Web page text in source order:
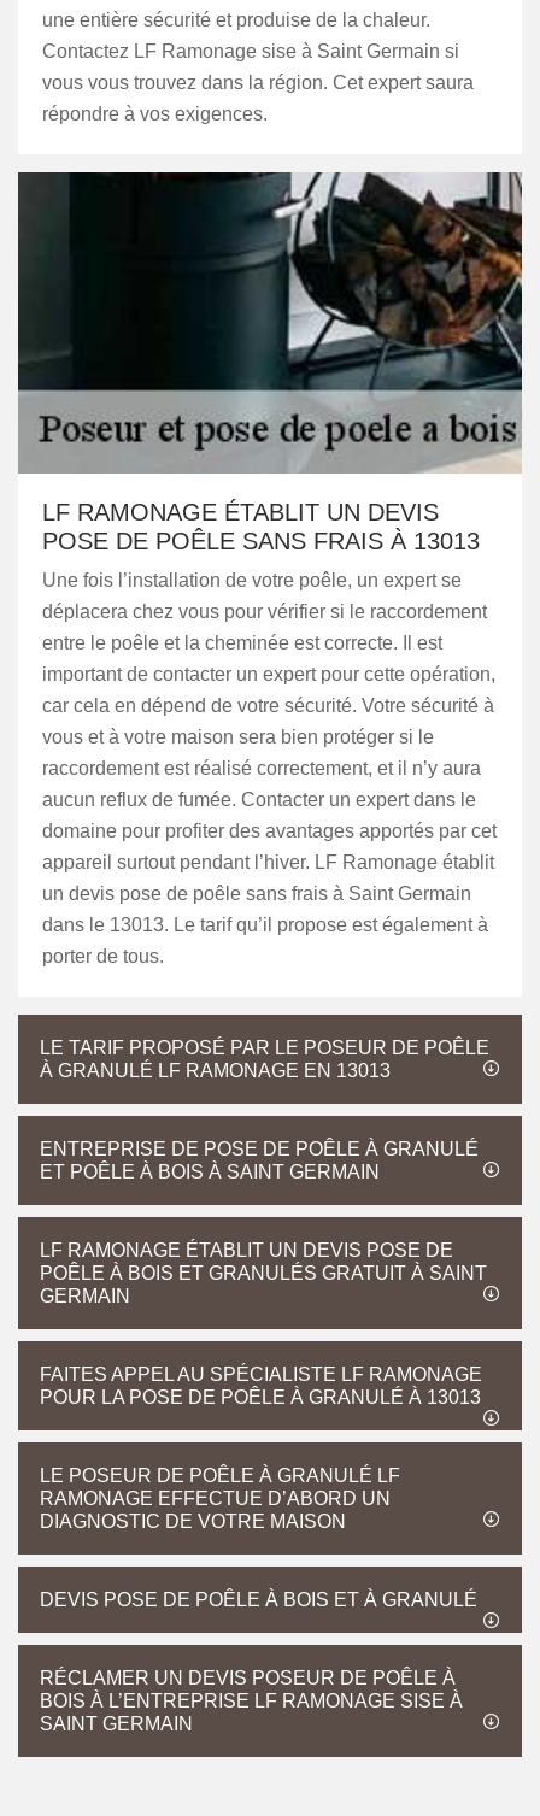
une entière sécurité et produise de la chaleur.
Contactez LF Ramonage sise à Saint Germain si
vous vous trouvez dans la région. Cet expert saura
répondre à vos exigences.
LF RAMONAGE ÉTABLIT UN DEVIS
POSE DE POÊLE SANS FRAIS À 13013
Une fois l’installation de votre poêle, un expert se
déplacera chez vous pour vérifier si le raccordement
entre le poêle et la cheminée est correcte. Il est
important de contacter un expert pour cette opération,
car cela en dépend de votre sécurité. Votre sécurité à
vous et à votre maison sera bien protéger si le
raccordement est réalisé correctement, et il n’y aura
aucun reflux de fumée. Contacter un expert dans le
domaine pour profiter des avantages apportés par cet
appareil surtout pendant l’hiver. LF Ramonage établit
un devis pose de poêle sans frais à Saint Germain
dans le 13013. Le tarif qu’il propose est également à
porter de tous.
LE TARIF PROPOSÉ PAR LE POSEUR DE POÊLE
À GRANULÉ LF RAMONAGE EN 13013
ENTREPRISE DE POSE DE POÊLE À GRANULÉ
ET POÊLE À BOIS À SAINT GERMAIN
LF RAMONAGE ÉTABLIT UN DEVIS POSE DE
POÊLE À BOIS ET GRANULÉS GRATUIT À SAINT
GERMAIN
FAITES APPEL AU SPÉCIALISTE LF RAMONAGE
POUR LA POSE DE POÊLE À GRANULÉ À 13013
LE POSEUR DE POÊLE À GRANULÉ LF
RAMONAGE EFFECTUE D’ABORD UN
DIAGNOSTIC DE VOTRE MAISON
DEVIS POSE DE POÊLE À BOIS ET À GRANULÉ
RÉCLAMER UN DEVIS POSEUR DE POÊLE À
BOIS À L’ENTREPRISE LF RAMONAGE SISE À
SAINT GERMAIN